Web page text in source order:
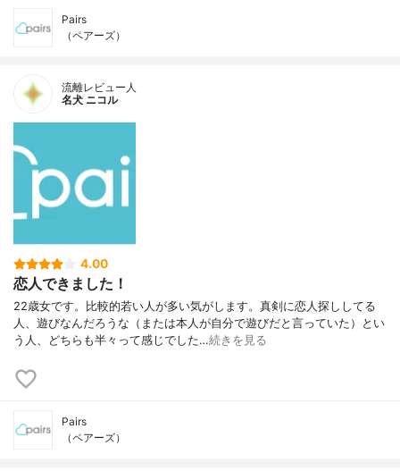
Pairs
（ペアーズ）
流離レビュー人
名犬 ニコル
4.00
恋人できました！
22歳女です。比較的若い人が多い気がします。真剣に恋人探ししてる
人、遊びなんだろうな（または本人が自分で遊びだと言っていた）とい
う人、どちらも半々って感じでした…続きを見る
Pairs
（ペアーズ）